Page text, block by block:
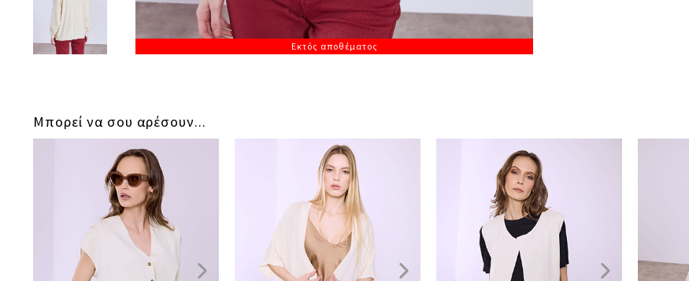
Εκτός αποθέματος
Μπορεί να σου αρέσουν...